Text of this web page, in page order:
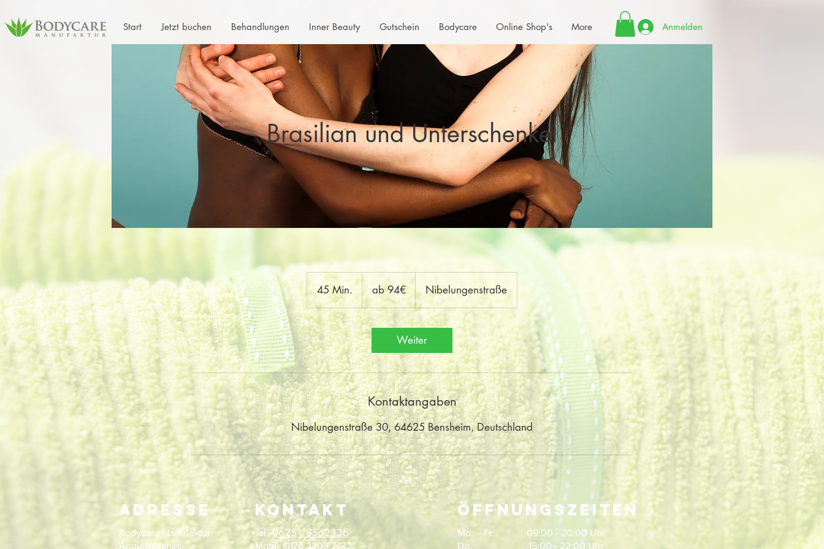
Start Jetzt buchen Behandlungen Inner Beauty Gutschein Bodycare Online Shop's More Anmelden
Brasilian und Unterschenkel
45 Min. 4
5
M
n
.
94€
ab 94€ Nibelungenstraße
Weiter
Kontaktangaben
Nibelungenstraße 30, 64625 Bensheim, Deutschland
Adresse
Bodycare Manufaktur
Angie Wagner
Kontakt
Tel.06251 8562336
Mobil: 0176 2208 7732
öffnungszeiten
Mo. – Fr. 09:00 - 20:00 Uhr
Do. 15:00 - 22:00 Uhr